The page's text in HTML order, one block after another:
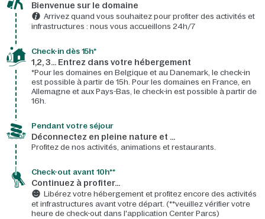
Bienvenue sur le domaine​
Arrivez quand vous souhaitez pour profiter des activités et
infrastructures : nous vous accueillons 24h/7​
Check-in dès 15h*​
1,2, 3… Entrez dans votre hébergement
*Pour les domaines en Belgique et au Danemark, le check-in
est possible à partir de 15h. Pour les domaines en France, en
Allemagne et aux Pays-Bas, le check-in est possible à partir de
16h.
Pendant votre séjour
Déconnectez en pleine nature et …
Profitez de nos activités, animations et restaurants.
Check-out avant 10h**
Continuez à profiter…
Libérez votre hébergement et profitez encore des activités
et infrastructures avant votre départ. (**veuillez vérifier votre
heure de check-out dans l'application Center Parcs)